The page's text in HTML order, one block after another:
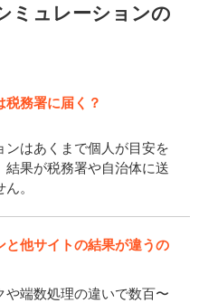
ミュレーションの
税務署に届く？
ンはあくまで個人が目安を
結果が税務署や自治体に送
。
と他サイトの結果が違うの
や端数処理の違いで数百〜